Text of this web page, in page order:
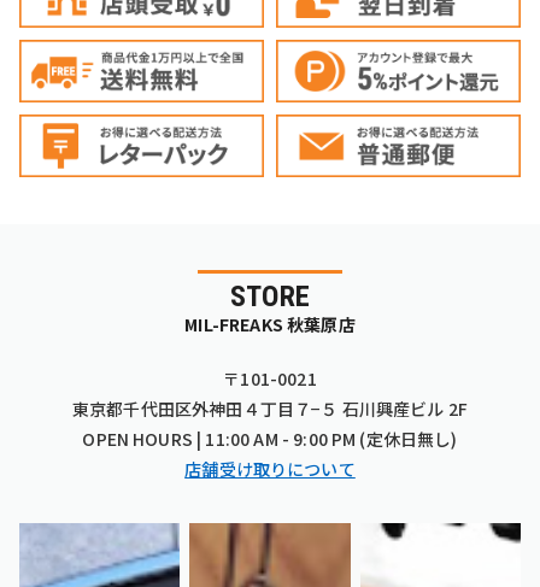
STORE
MIL-FREAKS 秋葉原店
〒101-0021
東京都千代田区外神田４丁目７−５ 石川興産ビル 2F
OPEN HOURS | 11:00 AM - 9:00 PM (定休日無し)
店舗受け取りについて